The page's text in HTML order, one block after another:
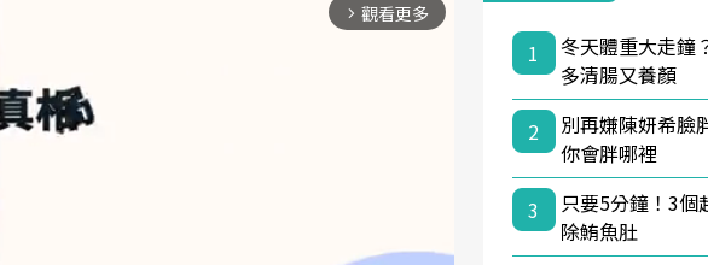
arrow_forward_ios 觀看更多
1
冬天體重大走鐘
多清腸又養顏
2
別再嫌陳妍希臉
你會胖哪裡
3
只要5分鐘！3個
除鮪魚肚